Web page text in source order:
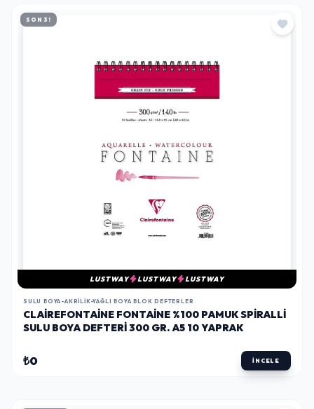
LUSTWAY LUSTWAY LUSTWAY
CLAIREFONTAINE FONTAINE %100 PAMUK SPIRALLI
SULU BOYA DEFTERI 300 GR. A5 10 YAPRAK
₺0 İNCELE